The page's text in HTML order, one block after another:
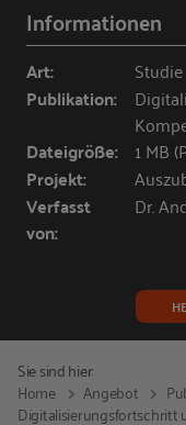
Informationen
Art: Studie
Publikation:
Dateigröße: 1 MB
Projekt:
Verfasst
von:
Dr.
Sie sind hier:
Home
Angebot
Digitalisierungsfortschritt